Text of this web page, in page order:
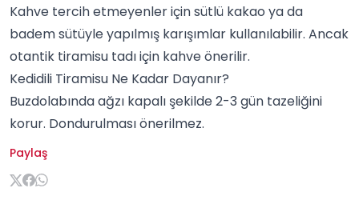
Kahve tercih etmeyenler için sütlü kakao ya da
badem sütüyle yapılmış karışımlar kullanılabilir. Ancak
otantik tiramisu tadı için kahve önerilir.
Kedidili Tiramisu Ne Kadar Dayanır?
Buzdolabında ağzı kapalı şekilde 2-3 gün tazeliğini
korur. Dondurulması önerilmez.
Paylaş